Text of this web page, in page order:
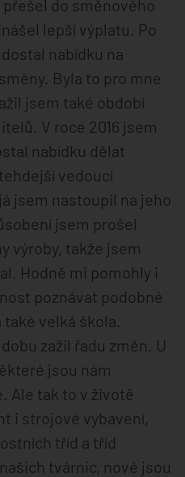
do směnového
lepší výplatu. Po
nabídku na
Byla to pro mne
jsem také období
V roce 2016 jsem
nabídku dělat
vedoucí
jsem nastoupil na jeho
jsem prošel
výroby, takže jsem
Hodně mi pomohly i
poznávat podobné
také velká škola.
zažil řadu změn. U
jsou nám
Ale tak to v životě
i strojové vybavení,
tříd a tříd
tvárnic, nové jsou